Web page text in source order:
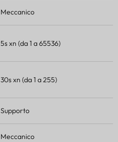
Meccanico
5s xn (da 1 a 65536)
30s xn (da 1 a 255)
Supporto
Meccanico